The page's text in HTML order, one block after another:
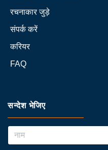
रचनाकार जुड़े
संपर्क करें
करियर
FAQ
सन्देश भेजिए